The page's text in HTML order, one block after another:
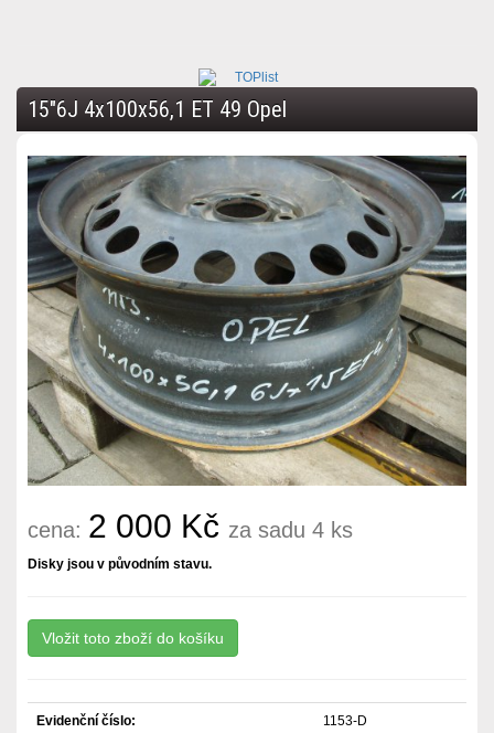
15"6J 4x100x56,1 ET 49 Opel
cena: 2 000 Kč za sadu 4 ks
Disky jsou v původním stavu.
Evidenční číslo: 1153-D